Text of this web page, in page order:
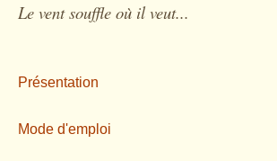
Le vent souffle où il veut...
Présentation
Mode d'emploi